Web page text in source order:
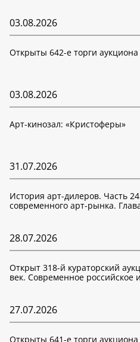
03.08.2026
Открыты 642-е торги
03.08.2026
Арт-кинозал: «Кристоферы»
31.07.2026
История арт-дилеров. Часть
современного арт-рынка.
28.07.2026
Открыт 318-й кураторский
век. Современное российское
27.07.2026
Открыты 641-е торги